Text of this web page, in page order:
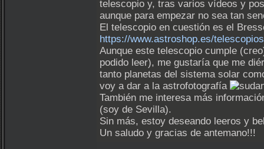
telescopio y, tras varios vídeos y
aunque para empezar no sea tan
El telescopio en cuestión es el
https://www.astroshop.es/
Aunque este telescopio cumple
podido leer), me gustaría que me
tanto planetas del sistema solar
voy a dar a la astrofotografía
También me interesa más
(soy de Sevilla).
Sin más, estoy deseando leeros y
Un saludo y gracias de antemano!!!